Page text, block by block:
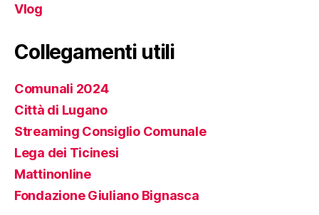
Vlog
Collegamenti utili
Comunali 2024
Città di Lugano
Streaming Consiglio Comunale
Lega dei Ticinesi
Mattinonline
Fondazione Giuliano Bignasca